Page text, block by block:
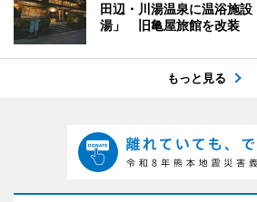
田辺・川湯温泉に温浴施設
湯」 旧亀屋旅館を改装
もっと見る